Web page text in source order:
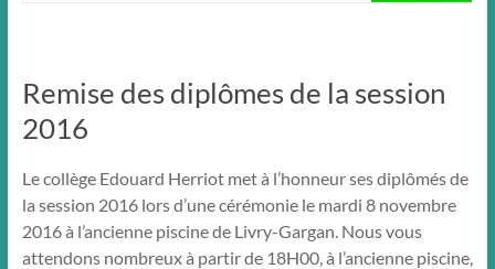
Remise des diplômes de la session
2016
Le collège Edouard Herriot met à l’honneur ses diplômés de
la session 2016 lors d’une cérémonie le mardi 8 novembre
2016 à l’ancienne piscine de Livry-Gargan. Nous vous
attendons nombreux à partir de 18H00, à l’ancienne piscine,